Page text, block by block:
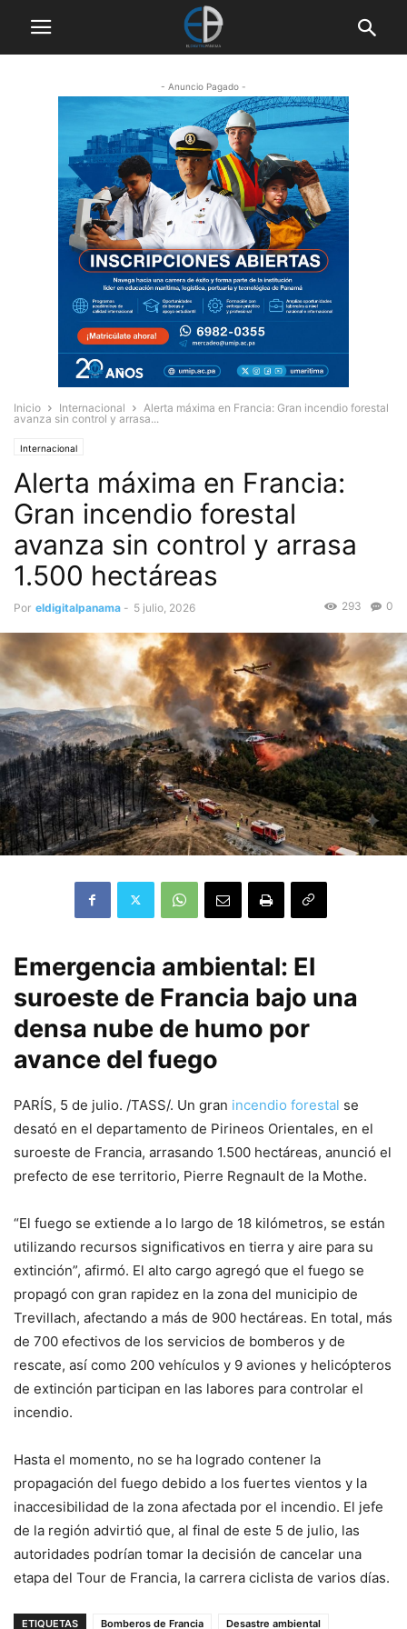
- Anuncio Pagado -
Inicio Internacional
Alerta máxima en Francia: Gran incendio forestal
avanza sin control y arrasa...
Internacional
Alerta máxima en Francia:
Gran incendio forestal
avanza sin control y arrasa
1.500 hectáreas
Por eldigitalpanama - 5 julio, 2026 0
293
Emergencia ambiental: El
suroeste de Francia bajo una
densa nube de humo por
avance del fuego
PARÍS, 5 de julio. /TASS/. Un gran incendio forestal se
desató en el departamento de Pirineos Orientales, en el
suroeste de Francia, arrasando 1.500 hectáreas, anunció el
prefecto de ese territorio, Pierre Regnault de la Mothe.
“El fuego se extiende a lo largo de 18 kilómetros, se están
utilizando recursos significativos en tierra y aire para su
extinción”, afirmó. El alto cargo agregó que el fuego se
propagó con gran rapidez en la zona del municipio de
Trevillach, afectando a más de 900 hectáreas. En total, más
de 700 efectivos de los servicios de bomberos y de
rescate, así como 200 vehículos y 9 aviones y helicópteros
de extinción participan en las labores para controlar el
incendio.
Hasta el momento, no se ha logrado contener la
propagación del fuego debido a los fuertes vientos y la
inaccesibilidad de la zona afectada por el incendio. El jefe
de la región advirtió que, al final de este 5 de julio, las
autoridades podrían tomar la decisión de cancelar una
etapa del Tour de Francia, la carrera ciclista de varios días.
ETIQUETAS Bomberos de Francia Desastre ambiental